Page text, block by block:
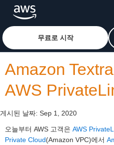
메인 콘텐츠로 건너뛰기Amazon Web Services
무료로 시작
Amazon
AWS
게시된 날짜: Sep 1, 2020
오늘부터 AWS 고객은 AWS
Private Cloud(Amazon VPC)에서